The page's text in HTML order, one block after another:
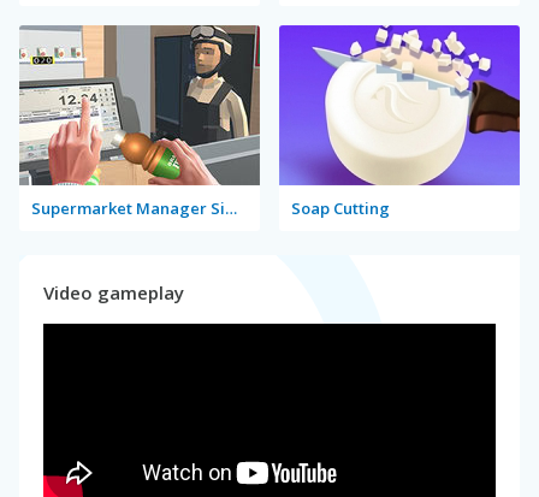
Supermarket Manager Simulator Soap Cutting
Video gameplay